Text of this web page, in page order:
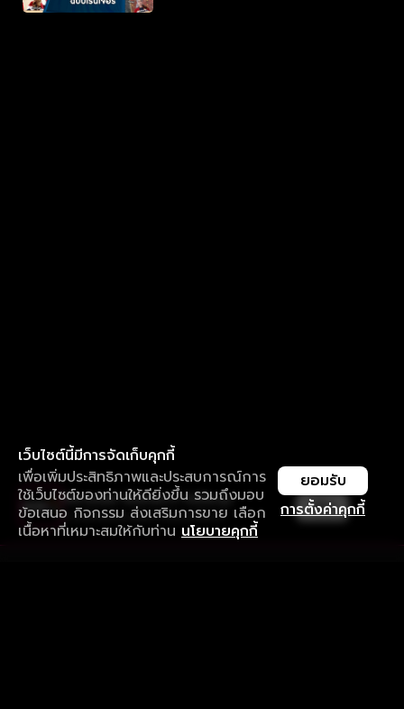
เว็บไซต์นี้มีการจัดเก็บคุกกี้
เพื่อเพิ่มประสิทธิภาพและประสบการณ์การ
ใช้เว็บไซต์ของท่านให้ดียิ่งขึ้น รวมถึงมอบ
ข้อเสนอ กิจกรรม ส่งเสริมการขาย เลือก
เนื้อหาที่เหมาะสมให้กับท่าน นโยบายคุกกี้
การตั้งค่าคุกกี้
ยอมรับ
ใช้งานแอป ลื่นไหลกว่า ไม่มีสะดุด
ดาวน์โหลดแอปเพื่อการรับชมที่ดีกว่า เปิด